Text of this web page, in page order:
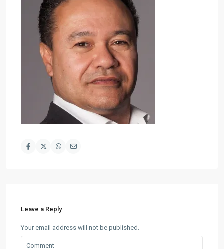
Leave a Reply
Your email address will not be published.